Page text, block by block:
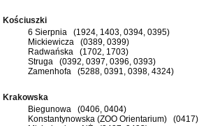
Kościuszki
6 Sierpnia (1924, 1403, 0394, 0395)
Mickiewicza (0389, 0399)
Radwańska (1702, 1703)
Struga (0392, 0397, 0396, 0393)
Zamenhofa (5288, 0391, 0398, 4324)
Krakowska
Biegunowa (0406, 0404)
Konstantynowska (ZOO Orientarium) (0417)